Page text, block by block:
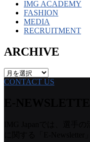
IMG ACADEMY
FASHION
MEDIA
RECRUITMENT
ARCHIVE
ARCHIVE
CONTACT US